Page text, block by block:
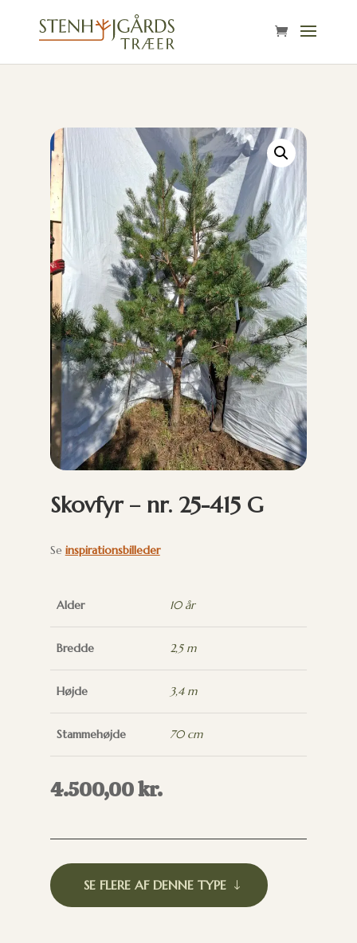
Skovfyr – nr. 25-415 G
Se inspirationsbilleder
Alder 10 år
Bredde 2,5 m
Højde 3,4 m
Stammehøjde 70 cm
4.500,00kr.
SE FLERE AF DENNE TYPE